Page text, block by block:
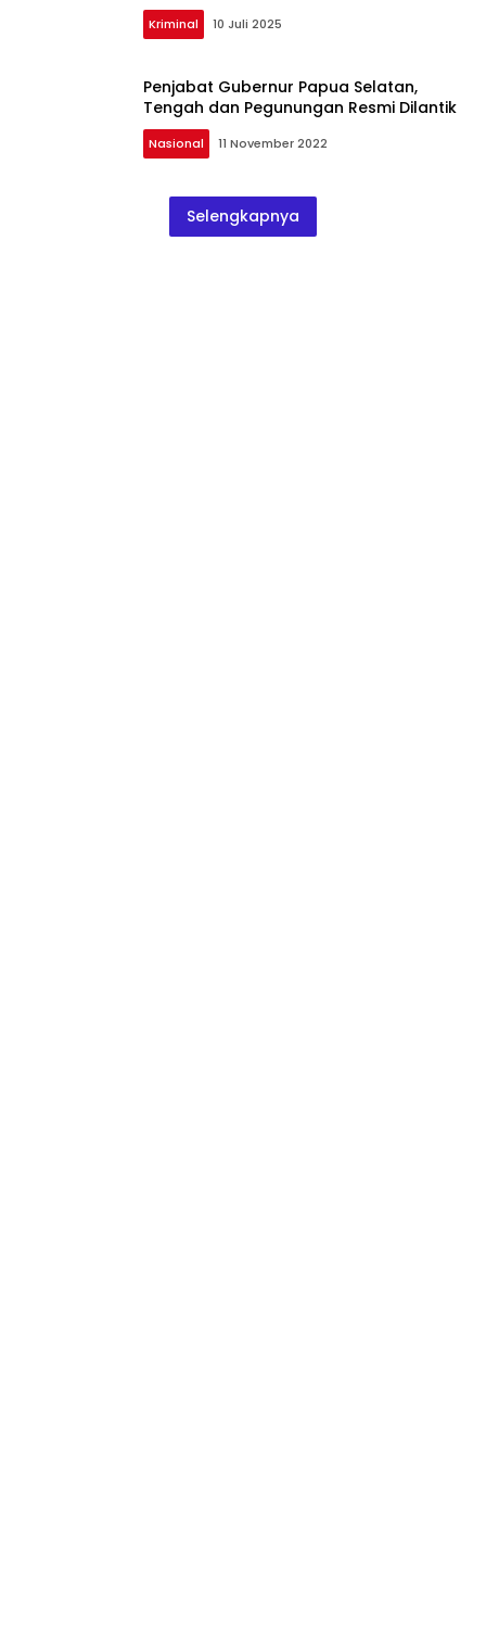
Kriminal 10 Juli 2025
Penjabat Gubernur Papua Selatan,
Tengah dan Pegunungan Resmi Dilantik
Nasional 11 November 2022
Selengkapnya